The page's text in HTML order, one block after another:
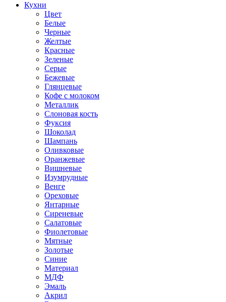
Кухни
Цвет
Белые
Черные
Желтые
Красные
Зеленые
Серые
Бежевые
Глянцевые
Кофе с молоком
Металлик
Слоновая кость
Фуксия
Шоколад
Шампань
Оливковые
Оранжевые
Вишневые
Изумрудные
Венге
Ореховые
Янтарные
Сиреневые
Салатовые
Фиолетовые
Мятные
Золотые
Синие
Материал
МДФ
Эмаль
Акрил